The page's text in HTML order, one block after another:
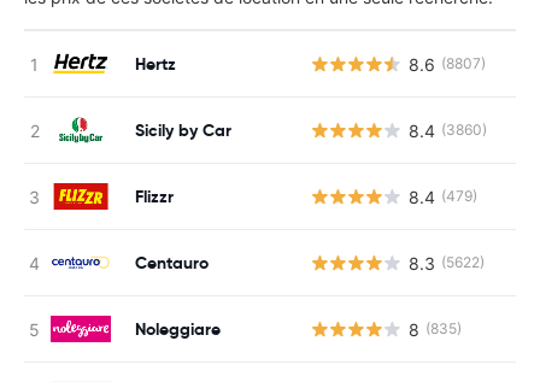
Hertz 8.6 (8807)
Sicily by Car 8.4 (3860)
Flizzr 8.4 (479)
Centauro 8.3 (5622)
Noleggiare 8 (835)